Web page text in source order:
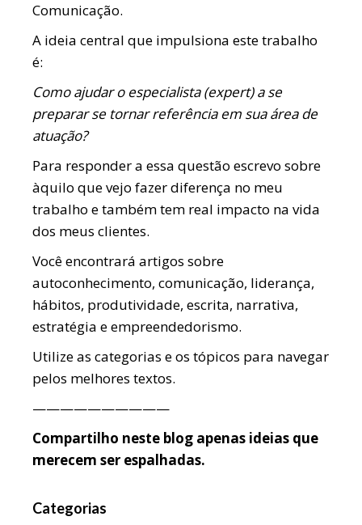
Comunicação.
A ideia central que impulsiona este trabalho
é:
Como ajudar o especialista (expert) a se
preparar se tornar referência em sua área de
atuação?
Para responder a essa questão escrevo sobre
àquilo que vejo fazer diferença no meu
trabalho e também tem real impacto na vida
dos meus clientes.
Você encontrará artigos sobre
autoconhecimento, comunicação, liderança,
hábitos, produtividade, escrita, narrativa,
estratégia e empreendedorismo.
Utilize as categorias e os tópicos para navegar
pelos melhores textos.
——————————
Compartilho neste blog apenas ideias que
merecem ser espalhadas.
Categorias